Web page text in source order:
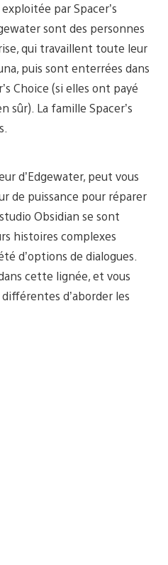
par Spacer’s
sont des personnes
qui travaillent toute leur
puis sont enterrées dans
Choice (si elles ont payé
sûr). La famille Spacer’s
d’Edgewater, peut vous
de puissance pour réparer
Obsidian se sont
histoires complexes
d’options de dialogues.
cette lignée, et vous
d’aborder les